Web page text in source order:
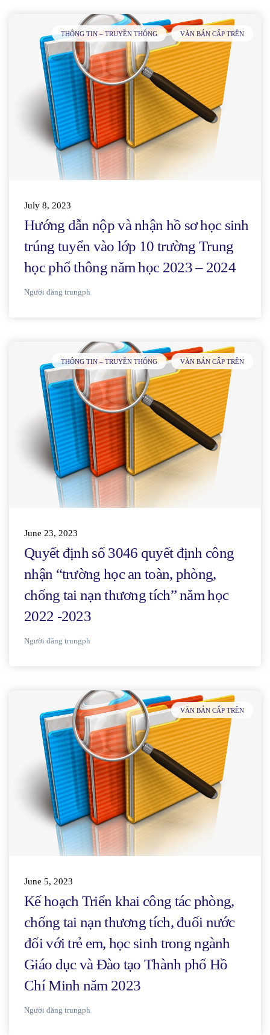
THÔNG TIN – TRUYỀN THÔNG VĂN BẢN CẤP TRÊN
July 8, 2023
Hướng dẫn nộp và nhận hồ sơ học sinh
trúng tuyển vào lớp 10 trường Trung
học phổ thông năm học 2023 – 2024
Người đăng trungph
THÔNG TIN – TRUYỀN THÔNG VĂN BẢN CẤP TRÊN
June 23, 2023
Quyết định số 3046 quyết định công
nhận “trường học an toàn, phòng,
chống tai nạn thương tích” năm học
2022 -2023
Người đăng trungph
VĂN BẢN CẤP TRÊN
June 5, 2023
Kế hoạch Triển khai công tác phòng,
chống tai nạn thương tích, đuối nước
đối với trẻ em, học sinh trong ngành
Giáo dục và Đào tạo Thành phố Hồ
Chí Minh năm 2023
Người đăng trungph